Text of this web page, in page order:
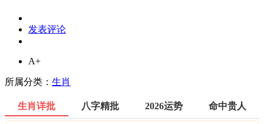
发表评论
A+
所属分类： 生肖
生肖详批 八字精批 2026运势 命中贵人